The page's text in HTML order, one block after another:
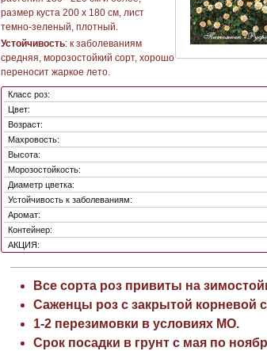
размер куста 200 х 180 см, лист
темно-зеленый, плотный.
Устойчивость: к заболеваниям
средняя, морозостойкий сорт, хорошо
переносит жаркое лето.
Класс роз:
Цвет:
Возраст:
Махровость:
Высота:
Морозостойкость:
Диаметр цветка:
Устойчивость к заболеваниям:
Аромат:
Контейнер:
АКЦИЯ:
Все сорта роз привиты на
Саженцы роз с закрытой корневой
1-2 перезимовки в условиях МО.
Срок посадки в грунт с мая по